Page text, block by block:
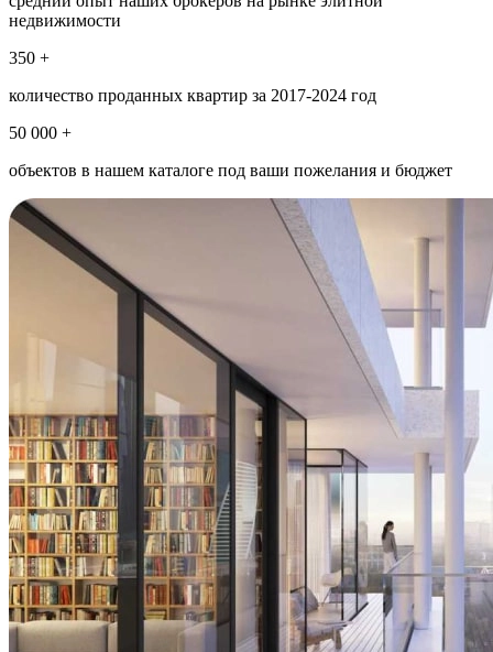
недвижимости
350 +
количество проданных квартир за 2017-2024 год
50 000 +
объектов в нашем каталоге под ваши пожелания и бюджет